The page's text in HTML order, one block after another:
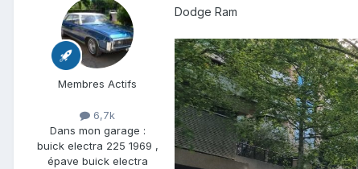
Membres Actifs
6,7k
Dans mon garage :
buick electra 225 1969 ,
épave buick electra
Dodge Ram